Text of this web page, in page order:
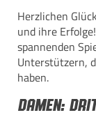
Herzlichen
und ihre
spannenden
Unterstützern,
haben.
Damen: